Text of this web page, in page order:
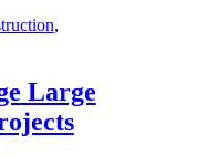
,
Large